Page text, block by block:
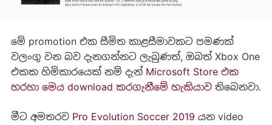
මේ promotion එක සීමිත කාළසීමාවකට පමණක්
වලංගු වන බව දැනගන්නට ලැබුණත්, ඔබත් Xbox One
එකක හිමිකාරයෙක් නම් දැන් Microsoft Store එක
හරහා මෙය download කරගැනීමේ හැකියාවතිබෙනවා.
මීට අමතරව Pro Evolution Soccer 2019 යන video